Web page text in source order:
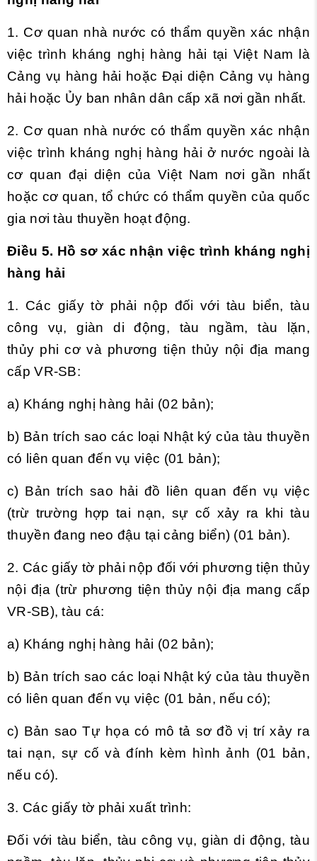
1. Cơ quan nhà nước có thẩm quyền xác nhận
việc trình kháng nghị hàng hải tại Việt Nam là
Cảng vụ hàng hải hoặc Đại diện Cảng vụ hàng
hải hoặc Ủy ban nhân dân cấp xã nơi gần nhất.
2. Cơ quan nhà nước có thẩm quyền xác nhận
việc trình kháng nghị hàng hải ở nước ngoài là
cơ quan đại diện của Việt Nam nơi gần nhất
hoặc cơ quan, tổ chức có thẩm quyền của quốc
gia nơi tàu thuyền hoạt động.
Điều 5. Hồ sơ xác nhận việc trình kháng nghị
hàng hải
1. Các giấy tờ phải nộp đối với tàu biển, tàu
công vụ, giàn di động, tàu ngầm, tàu lặn,
thủy phi cơ và phương tiện thủy nội địa mang
cấp VR-SB:
a) Kháng nghị hàng hải (02 bản);
b) Bản trích sao các loại Nhật ký của tàu thuyền
có liên quan đến vụ việc (01 bản);
c) Bản trích sao hải đồ liên quan đến vụ việc
(trừ trường hợp tai nạn, sự cố xảy ra khi tàu
thuyền đang neo đậu tại cảng biển) (01 bản).
2. Các giấy tờ phải nộp đối với phương tiện thủy
nội địa (trừ phương tiện thủy nội địa mang cấp
VR-SB), tàu cá:
a) Kháng nghị hàng hải (02 bản);
b) Bản trích sao các loại Nhật ký của tàu thuyền
có liên quan đến vụ việc (01 bản, nếu có);
c) Bản sao Tự họa có mô tả sơ đồ vị trí xảy ra
tai nạn, sự cố và đính kèm hình ảnh (01 bản,
nếu có).
3. Các giấy tờ phải xuất trình:
Đối với tàu biển, tàu công vụ, giàn di động, tàu